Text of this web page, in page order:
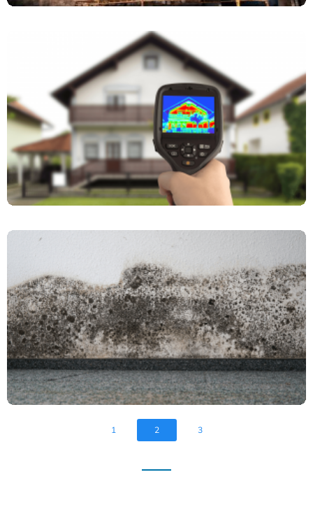
Mostki Termiczne
Jak Usunąć Pleśń W Domu?
1 2 3